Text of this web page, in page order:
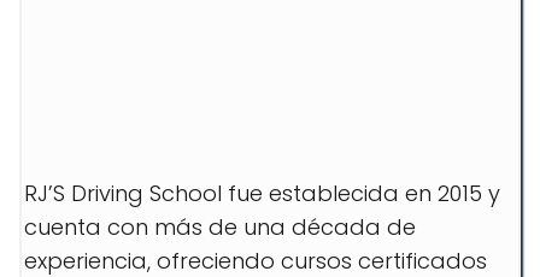
RJ’S Driving School fue establecida en 2015 y
cuenta con más de una década de
experiencia, ofreciendo cursos certificados